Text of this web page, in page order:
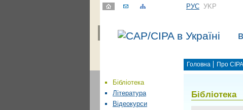
РУС УKР
Головна Про
Бібліотека
Література
Відеокурси
Бібліотека